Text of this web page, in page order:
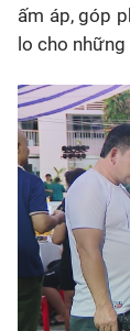
ấm áp, góp
lo cho